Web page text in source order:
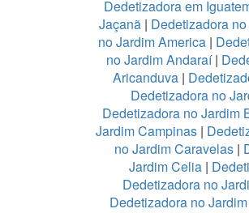
Dedetizadora em
Jaçanã | Dedetizadora
no Jardim America |
no Jardim Andaraí|
Aricanduva|
Dedetizadora no
Dedetizadora no Jardim
Jardim Campinas |
no Jardim Caravelas|
Jardim Celia|
Dedetizadora no
Dedetizadora no